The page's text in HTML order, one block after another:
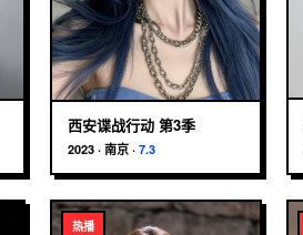
西安谍战行动 第3季
2023· 南京· 7.3
热播